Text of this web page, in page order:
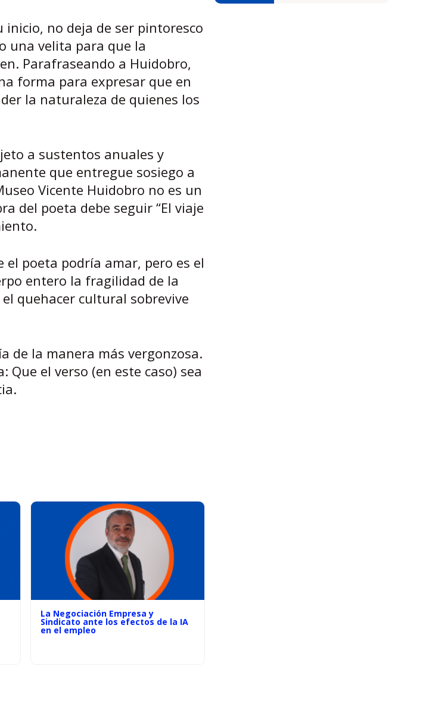
no deja de ser pintoresco
una velita para que la
Parafraseando a Huidobro,
forma para expresar que en
la naturaleza de quienes los
a sustentos anuales y
que entregue sosiego a
Vicente Huidobro no es un
del poeta debe seguir “El viaje
poeta podría amar, pero es el
entero la fragilidad de la
quehacer cultural sobrevive
de la manera más vergonzosa.
el verso (en este caso) sea
La Negociación Empresa y
Sindicato ante los efectos de la IA
en el empleo